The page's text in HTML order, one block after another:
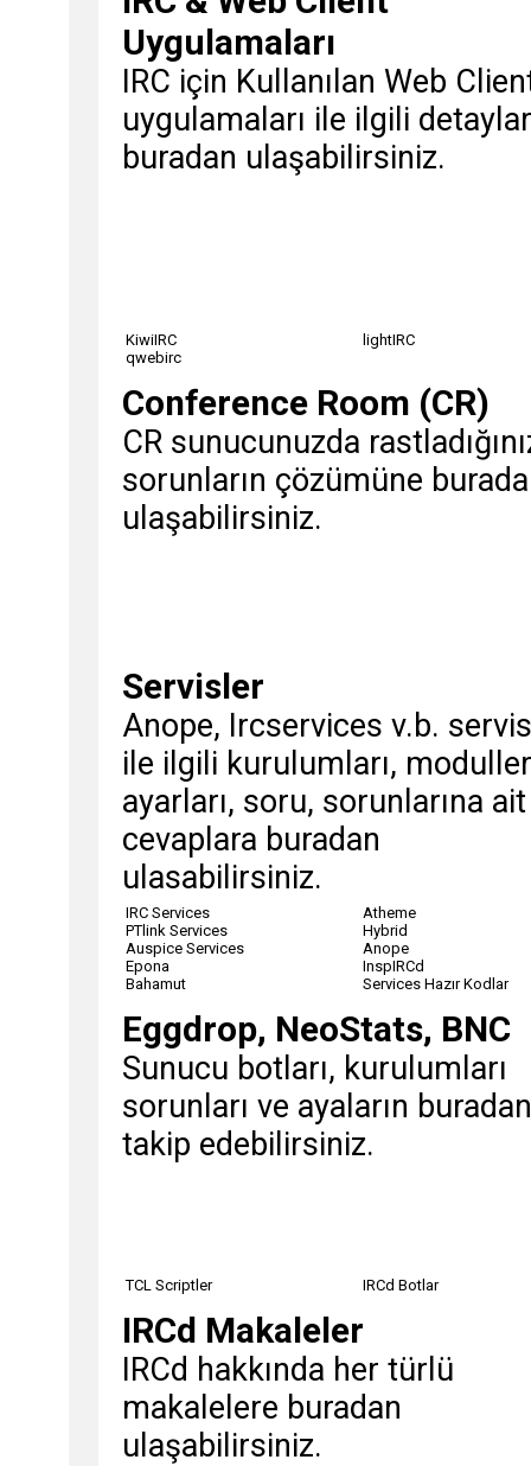
Uygulamaları
IRC için Kullanılan Web
uygulamaları ile ilgili
buradan ulaşabilirsiniz.
KiwiIRC
lightIRC
qwebirc
Conference Room (CR)
CR sunucunuzda
sorunların çözümüne
ulaşabilirsiniz.
Servisler
Anope, Ircservices v.b.
ile ilgili kurulumları,
ayarları, soru, sorunlarına ait
cevaplara buradan
ulasabilirsiniz.
IRC Services
Atheme
PTlink Services
Hybrid
Auspice Services
Anope
Epona
InspIRCd
Bahamut
Services Hazır Kodlar
Eggdrop, NeoStats, BNC
Sunucu botları, kurulumları
sorunları ve ayaların buradan
takip edebilirsiniz.
TCL Scriptler IRCd Botlar
IRCd Makaleler
IRCd hakkında her türlü
makalelere buradan
ulaşabilirsiniz.